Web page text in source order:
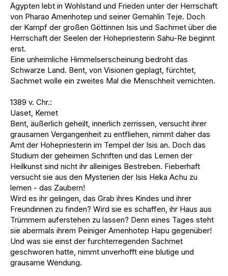
Ägypten lebt in Wohlstand und Frieden unter der Herrschaft
von Pharao Amenhotep und seiner Gemahlin Teje. Doch
der Kampf der großen Göttinnen Isis und Sachmet über die
Herrschaft der Seelen der Hohepriesterin Sahu-Re beginnt
erst.
Eine unheimliche Himmelserscheinung bedroht das
Schwarze Land. Bent, von Visionen geplagt, fürchtet,
Sachmet wolle ein zweites Mal die Menschheit vernichten.
1389 v. Chr.:
Uaset, Kemet
Bent, äußerlich geheilt, innerlich zerrissen, versucht ihrer
grausamen Vergangenheit zu entfliehen, nimmt daher das
Amt der Hohepriesterin im Tempel der Isis an. Doch das
Studium der geheimen Schriften und das Lernen der
Heilkunst sind nicht ihr alleiniges Bestreben. Fieberhaft
versucht sie aus den Mysterien der Isis Heka Achu zu
lernen - das Zaubern!
Wird es ihr gelingen, das Grab ihres Kindes und ihrer
Freundinnen zu finden? Wird sie es schaffen, ihr Haus aus
Trümmern auferstehen zu lassen? Denn eines Tages steht
sie abermals ihrem Peiniger Amenhotep Hapu gegenüber!
Und was sie einst der furchterregenden Sachmet
geschworen hatte, nimmt unverhofft eine blutige und
grausame Wendung.